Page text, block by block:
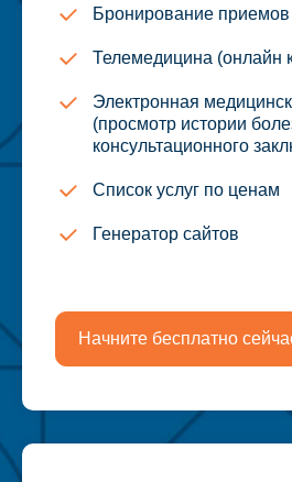
Бронирование приемов
Телемедицина (онлайн
Электронная
(просмотр истории
консультационного
Список услуг по ценам
Генератор сайтов
Начните бесплатно